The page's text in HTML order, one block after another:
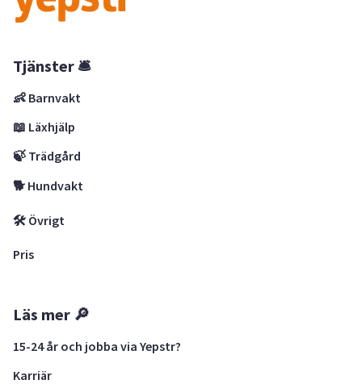
Tjänster 🛎
👶 Barnvakt
📖 Läxhjälp
🍃 Trädgård
🐕 Hundvakt
🛠 Övrigt
Pris
Läs mer 🔎
15-24 år och jobba via Yepstr?
Karriär